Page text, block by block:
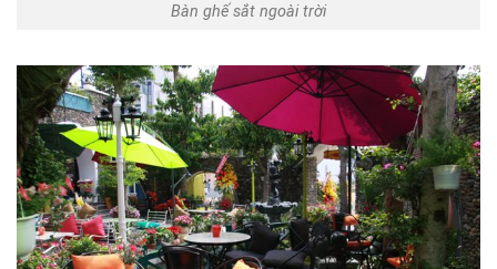
Bàn ghế sắt ngoài trời